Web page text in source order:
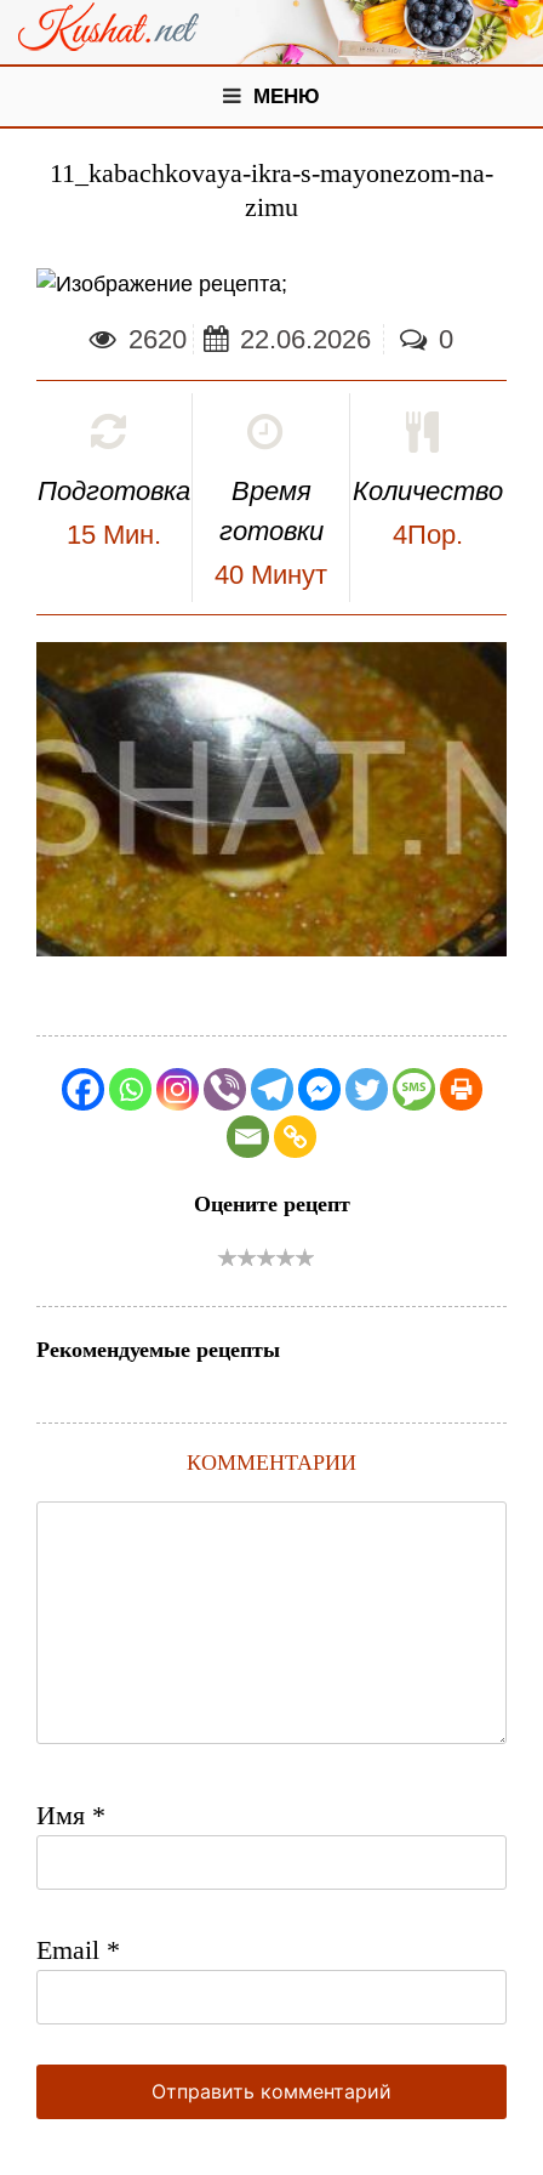
МЕНЮ
11_kabachkovaya-ikra-s-mayonezom-na-
zimu
;
2620 22.06.2026 0
Подготовка
15 Мин.
Время
готовки
40 Минут
Количество
4Пор.
Оцените рецепт
Рекомендуемые рецепты
КОММЕНТАРИИ
Имя *
Email *